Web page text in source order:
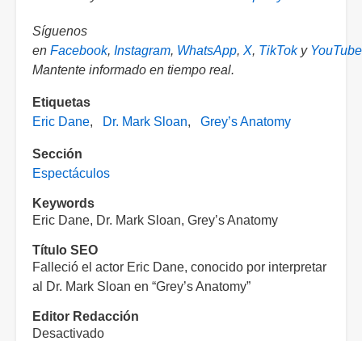
Síguenos
en Facebook, Instagram, WhatsApp, X, TikToky YouTube
Mantente informado en tiempo real.
Etiquetas
Eric Dane
Dr. Mark Sloan Grey’s Anatomy
Sección
Espectáculos
Keywords
Eric Dane, Dr. Mark Sloan, Grey’s Anatomy
Título SEO
Falleció el actor Eric Dane, conocido por interpretar
al Dr. Mark Sloan en “Grey’s Anatomy”
Editor Redacción
Desactivado